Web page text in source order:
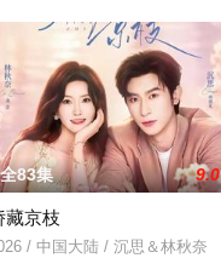
全83集 9.0
藏京枝
/ 中国大陆 / 沉思＆林秋奈